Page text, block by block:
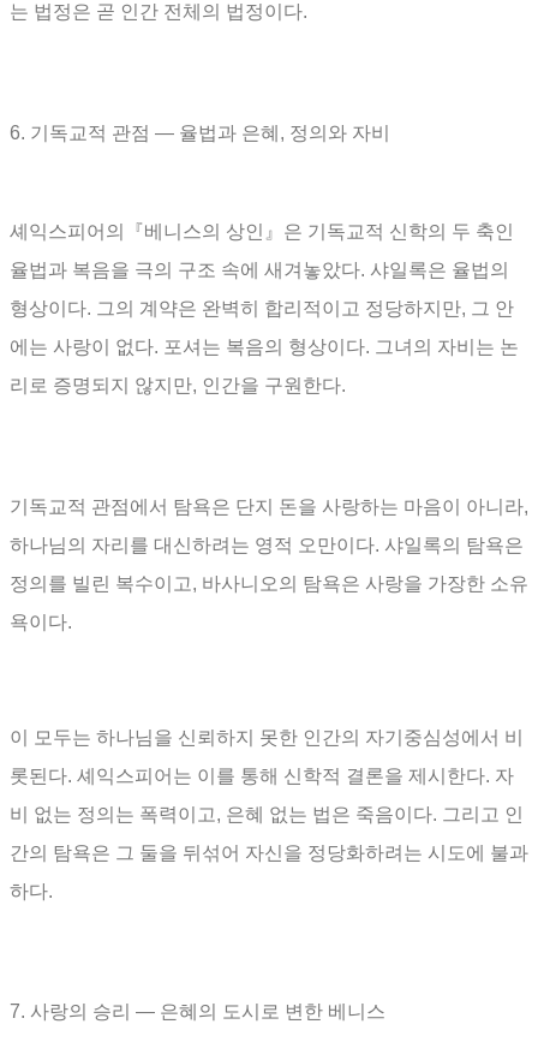
는 법정은 곧 인간 전체의 법정이다.
6. 기독교적 관점 ― 율법과 은혜 , 정의와 자비
셰익스피어의『베니스의 상인 』 은 기독교적 신학의 두 축인
율법과 복음을 극의 구조 속에 새겨놓았다. 샤일록은 율법의
형상이다. 그의 계약은 완벽히 합리적이고 정당하지만, 그 안
에는 사랑이 없다. 포셔는 복음의 형상이다. 그녀의 자비는 논
리로 증명되지 않지만, 인간을 구원한다.
기독교적 관점에서 탐욕은 단지 돈을 사랑하는 마음이 아니라,
하나님의 자리를 대신하려는 영적 오만이다. 샤일록의 탐욕은
정의를 빌린 복수이고, 바사니오의 탐욕은 사랑을 가장한 소유
욕이다.
이 모두는 하나님을 신뢰하지 못한 인간의 자기중심성에서 비
롯된다. 셰익스피어는 이를 통해 신학적 결론을 제시한다. 자
비 없는 정의는 폭력이고, 은혜 없는 법은 죽음이다. 그리고 인
간의 탐욕은 그 둘을 뒤섞어 자신을 정당화하려는 시도에 불과
하다.
7. 사랑의 승리 ― 은혜의 도시로 변한 베니스